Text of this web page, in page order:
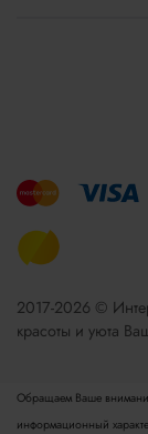
2017-2026 ©
красоты и уюта
Обращаем Ваше
информационный